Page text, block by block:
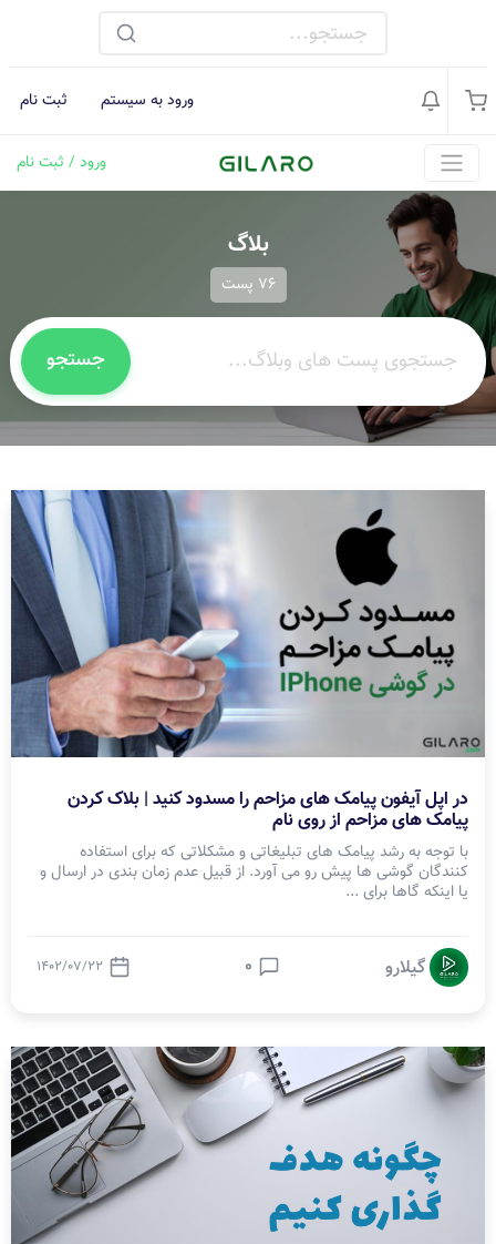
ورود به سیستم ثبت نام
ورود / ثبت نام
بلاگ
76 پست
جستجو
در اپل آیفون پیامک های مزاحم را مسدود کنید | بلاک کردن
پیامک های مزاحم از روی نام
با توجه به رشد پیامک های تبلیغاتی و مشکلاتی که برای استفاده
کنندگان گوشی ها پیش رو می آورد. از قبیل عدم زمان بندی در ارسال و
یا اینکه گاها برای ...
گیلارو 0
1402/07/22